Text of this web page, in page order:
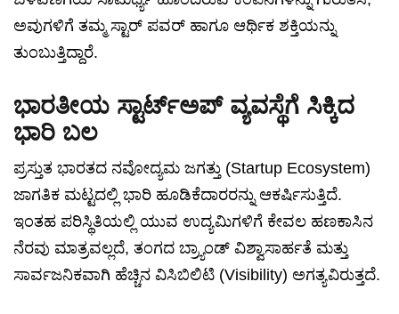
ಅವುಗಳಿಗೆ ತಮ್ಮ ಸ್ಟಾರ್ ಪವರ್ ಹಾಗೂ ಆರ್ಥಿಕ ಶಕ್ತಿಯನ್ನು
ತುಂಬುತ್ತಿದ್ದಾರೆ.
ಭಾರತೀಯ ಸ್ಟಾರ್ಟ್‌ಅಪ್ ವ್ಯವಸ್ಥೆಗೆ ಸಿಕ್ಕಿದ
ಭಾರಿ ಬಲ
ಪ್ರಸ್ತುತ ಭಾರತದ ನವೋದ್ಯಮ ಜಗತ್ತು (Startup Ecosystem)
ಜಾಗತಿಕ ಮಟ್ಟದಲ್ಲಿ ಭಾರಿ ಹೂಡಿಕೆದಾರರನ್ನು ಆಕರ್ಷಿಸುತ್ತಿದೆ.
ಇಂತಹ ಪರಿಸ್ಥಿತಿಯಲ್ಲಿ ಯುವ ಉದ್ಯಮಿಗಳಿಗೆ ಕೇವಲ ಹಣಕಾಸಿನ
ನೆರವು ಮಾತ್ರವಲ್ಲದೆ, ತಂಗದ ಬ್ರ್ಯಾಂಡ್ ವಿಶ್ವಾಸಾರ್ಹತೆ ಮತ್ತು
ಸಾರ್ವಜನಿಕವಾಗಿ ಹೆಚ್ಚಿನ ವಿಸಿಬಿಲಿಟಿ (Visibility) ಅಗತ್ಯವಿರುತ್ತದೆ.